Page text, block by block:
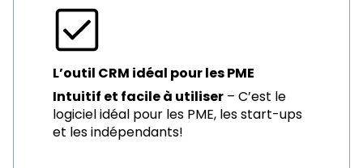
L’outil CRM idéal pour les PME
Intuitif et facile à utiliser – C’est le
logiciel idéal pour les PME, les start-ups
et les indépendants!